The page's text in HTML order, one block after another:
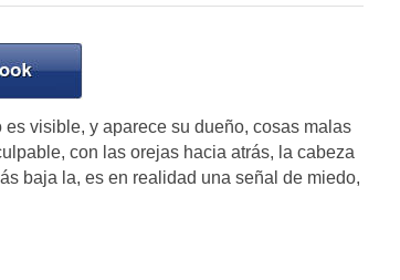
visible, y aparece su dueño, cosas malas
con las orejas hacia atrás, la cabeza
baja la, es en realidad una señal de miedo,